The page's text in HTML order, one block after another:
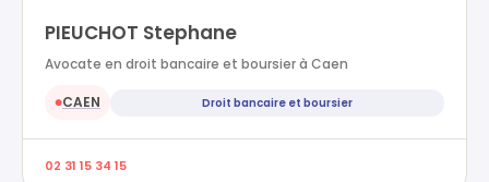
PIEUCHOT Stephane
Avocate en droit bancaire et boursier à Caen
●CAEN Droit bancaire et boursier
02 31 15 34 15